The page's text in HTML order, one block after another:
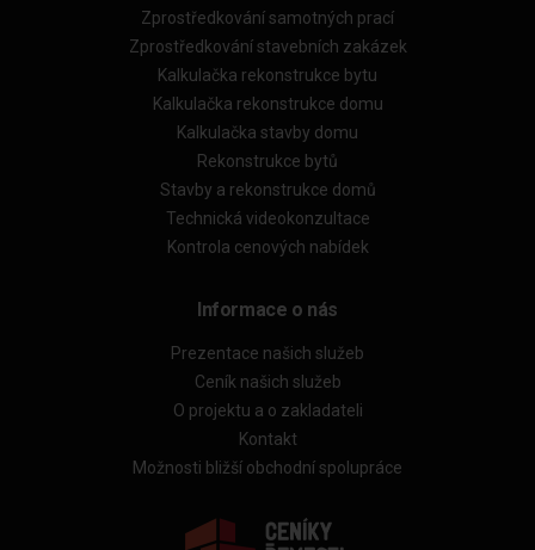
Zprostředkování samotných prací
Zprostředkování stavebních zakázek
Kalkulačka rekonstrukce bytu
Kalkulačka rekonstrukce domu
Kalkulačka stavby domu
Rekonstrukce bytů
Stavby a rekonstrukce domů
Technická videokonzultace
Kontrola cenových nabídek
Informace o nás
Prezentace našich služeb
Ceník našich služeb
O projektu a o zakladateli
Kontakt
Možnosti bližší obchodní spolupráce